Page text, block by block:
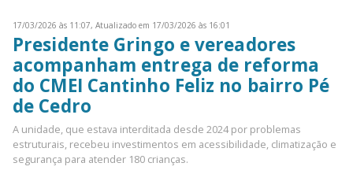
17/03/2026 às 11:07, Atualizado em 17/03/2026 às 16:01
Presidente Gringo e vereadores
acompanham entrega de reforma
do CMEI Cantinho Feliz no bairro Pé
de Cedro
A unidade, que estava interditada desde 2024 por problemas
estruturais, recebeu investimentos em acessibilidade, climatização e
segurança para atender 180 crianças.